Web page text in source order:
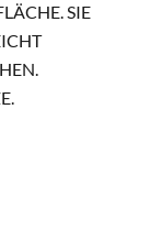
SIE